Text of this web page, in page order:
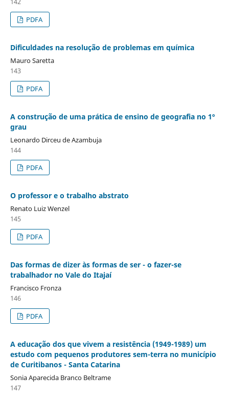
PDFA
Dificuldades na resolução de problemas em química
Mauro Saretta
143
PDFA
A construção de uma prática de ensino de geografia no 1º
grau
Leonardo Dirceu de Azambuja
144
PDFA
O professor e o trabalho abstrato
Renato Luiz Wenzel
145
PDFA
Das formas de dizer às formas de ser - o fazer-se
trabalhador no Vale do Itajaí
Francisco Fronza
146
PDFA
A educação dos que vivem a resistência (1949-1989) um
estudo com pequenos produtores sem-terra no município
de Curitibanos - Santa Catarina
Sonia Aparecida Branco Beltrame
147